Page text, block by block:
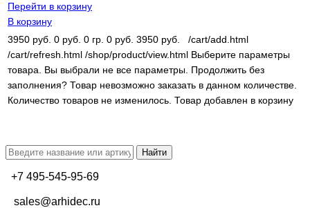
Перейти в корзину
В корзину
3950 руб. 0 руб. 0 гр. 0 руб. 3950 руб.
/cart/add.html
/cart/refresh.html /shop/product/view.html Выберите параметры
товара.
Вы выбрали не все параметры. Продолжить без
заполнения? Товар невозможно заказать в данном количестве.
Количество товаров не изменилось. Товар добавлен в корзину
+7 495-545-95-69
sales@arhidec.ru